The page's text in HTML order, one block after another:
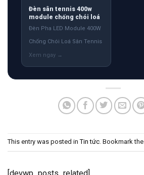
Đèn sân tennis 400w
module chống chói loá
Đèn Pha LED Module 400W
Chống Chói Loá Sân Tennis
This entry was posted inTin tức. Bookmark the